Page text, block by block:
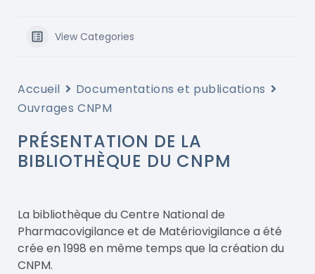
View Categories
Accueil
Documentations et publications
Ouvrages CNPM
PRÉSENTATION DE LA
BIBLIOTHÈQUE DU CNPM
La bibliothèque du Centre National de
Pharmacovigilance et de Matériovigilance a été
crée en 1998 en même temps que la création du
CNPM.